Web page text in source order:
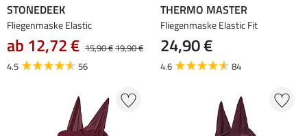
STONEDEEK
Fliegenmaske Elastic
ab 12,72 € 15,90 €19,90 €
4.5
56
THERMO MASTER
Fliegenmaske Elastic Fit
24,90 €
4.6 84